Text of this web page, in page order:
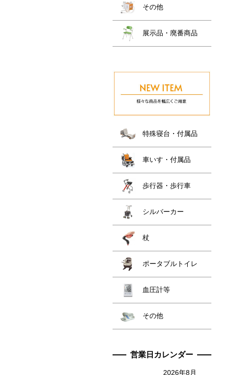
その他
展示品・廃番商品
特殊寝台・付属品
車いす・付属品
歩行器・歩行車
シルバーカー
杖
ポータブルトイレ
血圧計等
その他
営業日カレンダー
2026年8月